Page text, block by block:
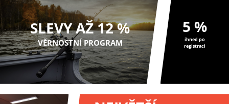
SLEVY AŽ 12 %
VĚRNOSTNÍ PROGRAM
5 %
ihned po
registraci